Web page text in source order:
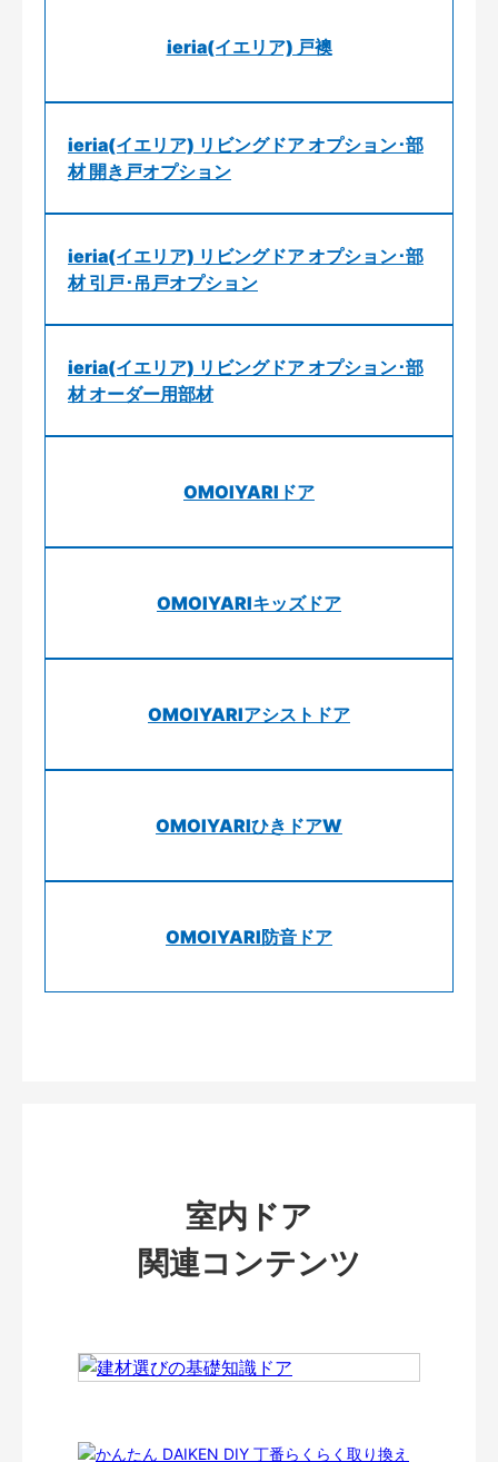
ieria(イエリア) 戸襖
ieria(イエリア) リビングドア オプション･部
材 開き戸オプション
ieria(イエリア) リビングドア オプション･部
材 引戸･吊戸オプション
ieria(イエリア) リビングドア オプション･部
材 オーダー用部材
OMOIYARIドア
OMOIYARIキッズドア
OMOIYARIアシストドア
OMOIYARIひきドアW
OMOIYARI防音ドア
室内ドア
関連コンテンツ